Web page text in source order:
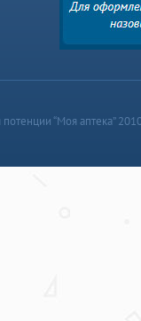
“Моя аптека”